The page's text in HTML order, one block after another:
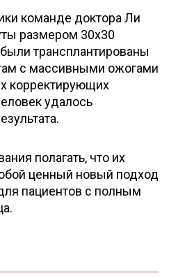
команде доктора Ли
размером 30х30
трансплантированы
с массивными ожогами
корректирующих
удалось
полагать, что их
ценный новый подход
пациентов с полным